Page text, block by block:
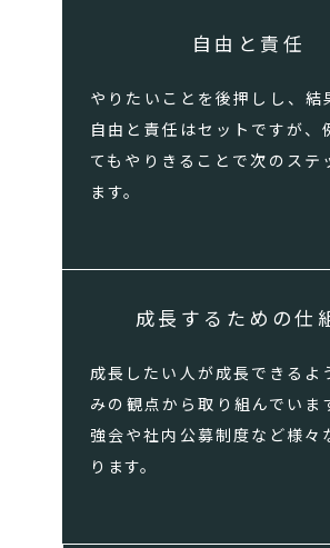
自由と責任
やりたいことを後押しし、結
自由と責任はセットですが、
てもやりきることで次のステ
ます。
成長するための仕
成長したい人が成長できるよ
みの観点から取り組んでいま
強会や社内公募制度など様々
ります。